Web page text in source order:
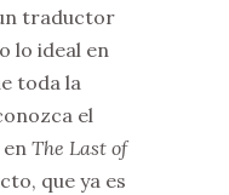
traductor
lo ideal en
toda la
el
The Last of
que ya es